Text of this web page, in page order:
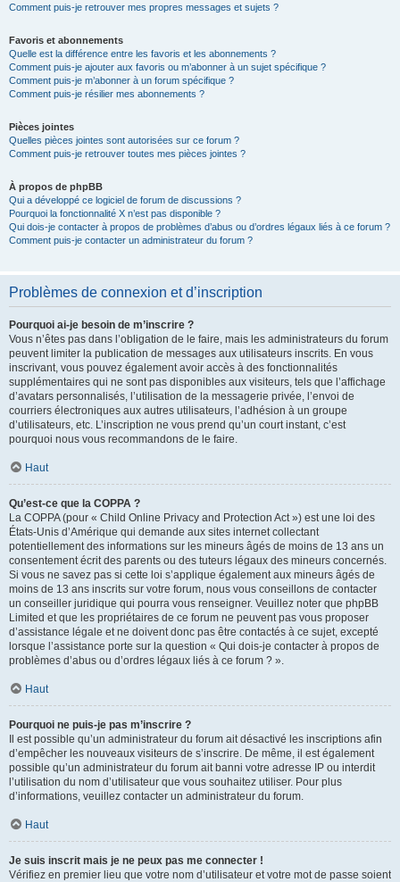
Comment puis-je retrouver mes propres messages et sujets ?
Favoris et abonnements
Quelle est la différence entre les favoris et les abonnements ?
Comment puis-je ajouter aux favoris ou m’abonner à un sujet spécifique ?
Comment puis-je m’abonner à un forum spécifique ?
Comment puis-je résilier mes abonnements ?
Pièces jointes
Quelles pièces jointes sont autorisées sur ce forum ?
Comment puis-je retrouver toutes mes pièces jointes ?
À propos de phpBB
Qui a développé ce logiciel de forum de discussions ?
Pourquoi la fonctionnalité X n’est pas disponible ?
Qui dois-je contacter à propos de problèmes d’abus ou d’ordres légaux liés à ce forum ?
Comment puis-je contacter un administrateur du forum ?
Problèmes de connexion et d’inscription
Pourquoi ai-je besoin de m’inscrire ?
Vous n’êtes pas dans l’obligation de le faire, mais les administrateurs du forum
peuvent limiter la publication de messages aux utilisateurs inscrits. En vous
inscrivant, vous pouvez également avoir accès à des fonctionnalités
supplémentaires qui ne sont pas disponibles aux visiteurs, tels que l’affichage
d’avatars personnalisés, l’utilisation de la messagerie privée, l’envoi de
courriers électroniques aux autres utilisateurs, l’adhésion à un groupe
d’utilisateurs, etc. L’inscription ne vous prend qu’un court instant, c’est
pourquoi nous vous recommandons de le faire.
Haut
Qu’est-ce que la COPPA ?
La COPPA (pour « Child Online Privacy and Protection Act ») est une loi des
États-Unis d’Amérique qui demande aux sites internet collectant
potentiellement des informations sur les mineurs âgés de moins de 13 ans un
consentement écrit des parents ou des tuteurs légaux des mineurs concernés.
Si vous ne savez pas si cette loi s’applique également aux mineurs âgés de
moins de 13 ans inscrits sur votre forum, nous vous conseillons de contacter
un conseiller juridique qui pourra vous renseigner. Veuillez noter que phpBB
Limited et que les propriétaires de ce forum ne peuvent pas vous proposer
d’assistance légale et ne doivent donc pas être contactés à ce sujet, excepté
lorsque l’assistance porte sur la question « Qui dois-je contacter à propos de
problèmes d’abus ou d’ordres légaux liés à ce forum ? ».
Haut
Pourquoi ne puis-je pas m’inscrire ?
Il est possible qu’un administrateur du forum ait désactivé les inscriptions afin
d’empêcher les nouveaux visiteurs de s’inscrire. De même, il est également
possible qu’un administrateur du forum ait banni votre adresse IP ou interdit
l’utilisation du nom d’utilisateur que vous souhaitez utiliser. Pour plus
d’informations, veuillez contacter un administrateur du forum.
Haut
Je suis inscrit mais je ne peux pas me connecter !
Vérifiez en premier lieu que votre nom d’utilisateur et votre mot de passe soient